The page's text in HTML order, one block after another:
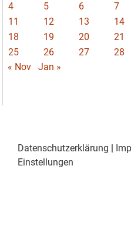
4
5 6 7
11
12 13 14
18
19 20 21
25
26 27 28
« Nov
Jan »
Datenschutzerklärung |
Einstellungen